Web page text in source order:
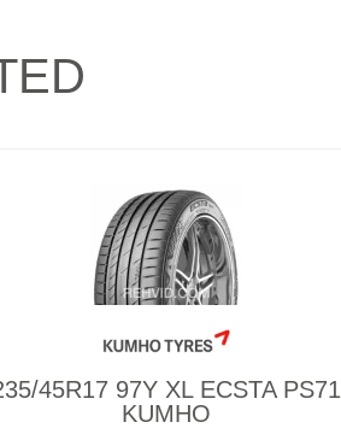
45R17 97Y XL ECSTA PS71
KUMHO